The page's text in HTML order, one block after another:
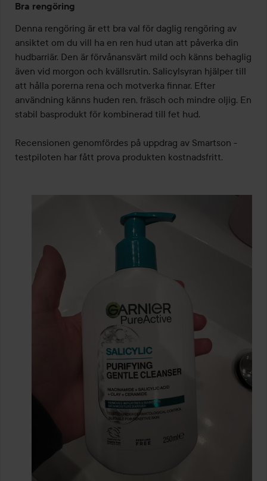
4
av
5
Bra rengöring
Denna rengöring är ett bra val för daglig rengöring av
ansiktet om du vill ha en ren hud utan att påverka din
hudbarriär. Den är förvånansvärt mild och känns behaglig
även vid morgon och kvällsrutin. Salicylsyran hjälper till
att hålla porerna rena och motverka finnar. Efter
användning känns huden ren, fräsch och mindre oljig. En
stabil basprodukt för kombinerad till fet hud.
Recensionen genomfördes på uppdrag av Smartson -
testpiloten har fått prova produkten kostnadsfritt.